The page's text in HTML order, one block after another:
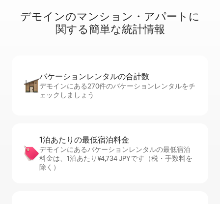
デモインのマ⁠ン⁠シ⁠ョ⁠ン・ア⁠パ⁠ー⁠ト⁠に
関⁠す⁠る簡⁠単⁠な統⁠計⁠情⁠報
バケーションレ⁠ン⁠タ⁠ル⁠の合⁠計⁠数
デモインにある270件のバケーションレンタルをチ
ェックしましょう
1泊あたりの最⁠低⁠宿⁠泊⁠料⁠金
デモインにあるバケーションレンタルの最低宿泊
料金は、1泊あたり¥4,734 JPYです（税・手数料を
除く）